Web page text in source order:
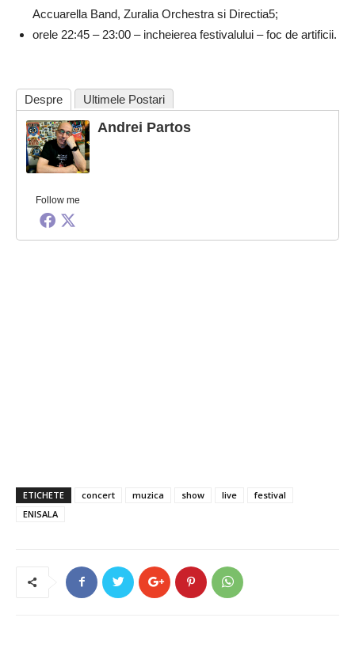
Accuarella Band, Zuralia Orchestra si Directia5;
orele 22:45 – 23:00 – incheierea festivalului – foc de artificii.
Despre Ultimele Postari
Follow me
Andrei Partos
ETICHETE concert muzica show live
festival
ENISALA